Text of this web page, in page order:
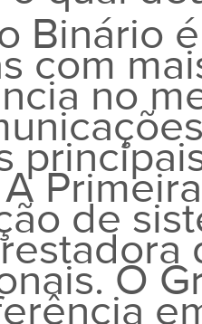
Binário
com
no
de
O